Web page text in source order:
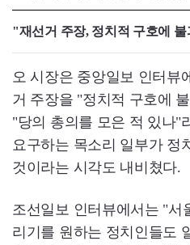
"재선거 주장, 정치적 구호에
오 시장은 중앙일보 인터뷰
거 주장을 "정치적 구호에
"당의 총의를 모은 적 있나"
요구하는 목소리 일부가 정
것이라는 시각도 내비쳤다.
조선일보 인터뷰에서는 "서
리기를 원하는 정치인들도